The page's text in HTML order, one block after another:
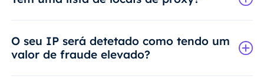
O seu IP será detetado como tendo um
valor de fraude elevado?